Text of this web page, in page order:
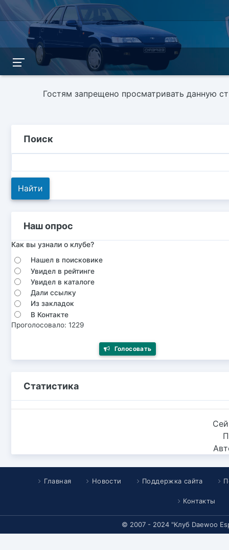
Гостям запрещено просматривать данную
Поиск
Наш опрос
Как вы узнали о клубе?
Нашел в поисковике
Увидел в рейтинге
Увидел в каталоге
Дали ссылку
Из закладок
В Контакте
Проголосовало: 1229
Голосовать
Статистика
Главная Новости Поддержка сайта
Контакты
© 2007 - 2024 "Клуб Daewoo